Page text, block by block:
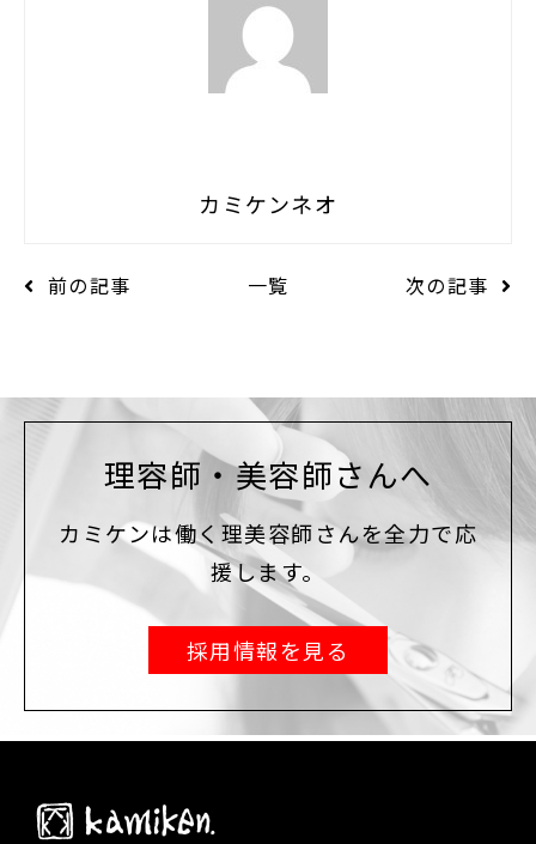
カミケンネオ
前の記事 一覧 次の記事
理容師・美容師さんへ
カミケンは働く理美容師さんを全力で応
援します。
採用情報を見る